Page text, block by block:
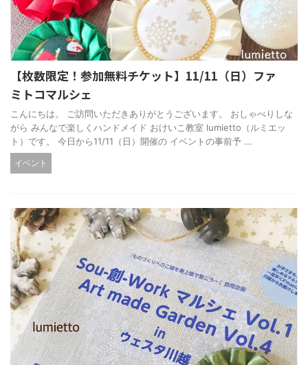
【枚数限定！参加無料チケット】11/11（日）ファ
ミトコマルシェ
こんにちは。 ご訪問いただきありがとうございます。 おしゃべりしな
がら みんなで楽しくハンドメイド おけいこ教室 lumietto（ルミエッ
ト）です。 今日から11/11（日）開催の イベントの事前予 ...
イベント